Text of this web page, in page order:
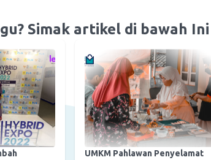
Simak artikel di bawah Ini
UMKM Pahlawan Penyelamat